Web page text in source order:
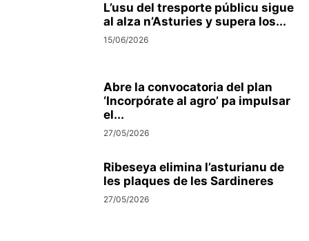
L’usu del tresporte públicu sigue
al alza n’Asturies y supera los...
15/06/2026
Abre la convocatoria del plan
‘Incorpórate al agro’ pa impulsar
el...
27/05/2026
Ribeseya elimina l’asturianu de
les plaques de les Sardineres
27/05/2026